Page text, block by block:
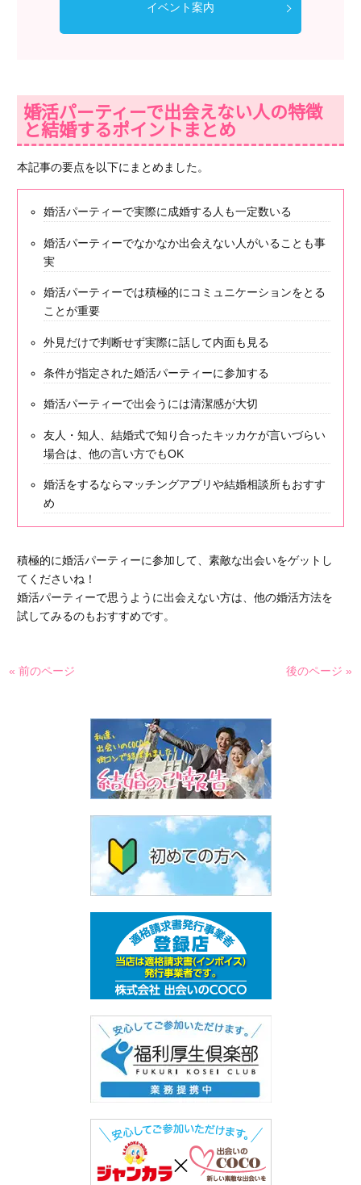
イベント案内
婚活パーティーで出会えない人の特徴
と結婚するポイントまとめ
本記事の要点を以下にまとめました。
婚活パーティーで実際に成婚する人も一定数いる
婚活パーティーでなかなか出会えない人がいることも事
実
婚活パーティーでは積極的にコミュニケーションをとる
ことが重要
外見だけで判断せず実際に話して内面も見る
条件が指定された婚活パーティーに参加する
婚活パーティーで出会うには清潔感が大切
友人・知人、結婚式で知り合ったキッカケが言いづらい
場合は、他の言い方でもOK
婚活をするならマッチングアプリや結婚相談所もおすす
め
積極的に婚活パーティーに参加して、素敵な出会いをゲットし
てくださいね！
婚活パーティーで思うように出会えない方は、他の婚活方法を
試してみるのもおすすめです。
« 前のページ 後のページ »